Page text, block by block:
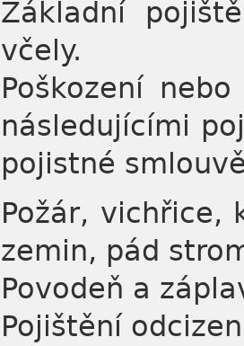
Základní
včely.
Poškození
následujícími
pojistné
Požár, vichřice,
zemin, pád
Povodeň a
Pojištění